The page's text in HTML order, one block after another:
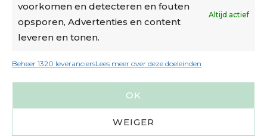
voorkomen en detecteren en fouten
opsporen, Advertenties en content
leveren en tonen.
Altijd actief
Beheer 1320 leveranciersLees meer over deze doeleinden
OK
WEIGER
Verzending
€6,50-€7,50 via Bpost